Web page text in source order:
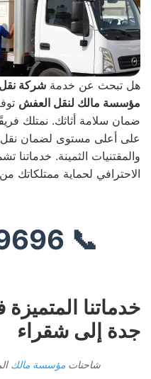
هل تبحث عن خدمة شركة
مؤسسة مالك لنقل العفش
ضمان سلامة أثاثك. نمتلك
على أعلى مستوى لضمان نقل
والمقتنيات الثمينة. خدماتنا
الاحترافي لحماية ممتلكاتك
📞 0560329696
خدماتنا
جدة إلى شقراء
شاحنات مؤسسة مالك